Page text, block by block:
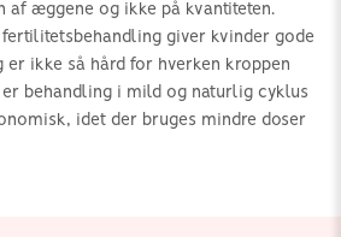
af æggene og ikke på kvantiteten.
giver kvinder gode
er ikke så hård for hverken kroppen
behandling i mild og naturlig cyklus
idet der bruges mindre doser